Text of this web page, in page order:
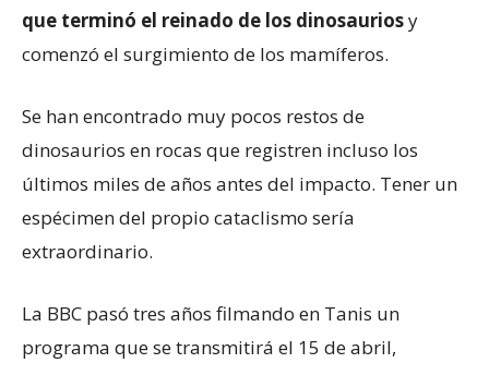
que terminó el reinado de los dinosauriosy
comenzó el surgimiento de los mamíferos.
Se han encontrado muy pocos restos de
dinosaurios en rocas que registren incluso los
últimos miles de años antes del impacto. Tener un
espécimen del propio cataclismo sería
extraordinario.
La BBC pasó tres años filmando en Tanis un
programa que se transmitirá el 15 de abril,